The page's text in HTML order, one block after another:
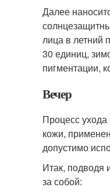
Далее
лица в летний
30 единиц,
пигментации,
Вечер
Процесс
кожи,
допустимо
Итак, подводя
за собой: